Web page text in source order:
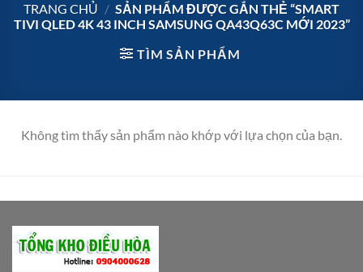
TRANG CHỦ / SẢN PHẨM ĐƯỢC GẮN THẺ “SMART
TIVI QLED 4K 43 INCH SAMSUNG QA43Q63C MỚI 2023”
TÌM SẢN PHẨM
Không tìm thấy sản phẩm nào khớp với lựa chọn của bạn.